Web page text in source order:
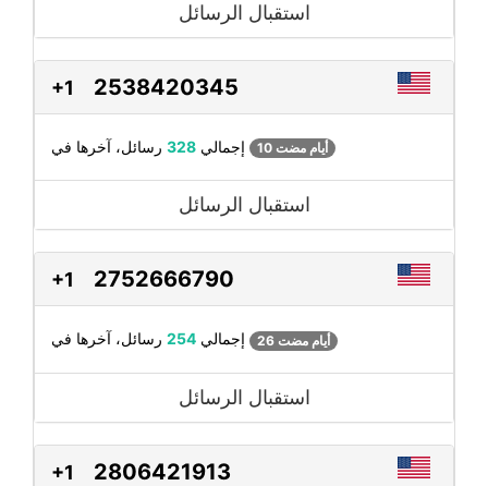
استقبال الرسائل
+1 2538420345
إجمالي 328 10 أيام مضت
استقبال الرسائل
+1 2752666790
إجمالي 254 26 أيام مضت
استقبال الرسائل
+1 2806421913